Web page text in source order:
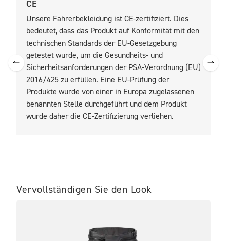
CE
Unsere Fahrerbekleidung ist CE-zertifiziert. Dies
bedeutet, dass das Produkt auf Konformität mit den
technischen Standards der EU-Gesetzgebung
getestet wurde, um die Gesundheits- und
Sicherheitsanforderungen der PSA-Verordnung (EU)
2016/425 zu erfüllen. Eine EU-Prüfung der
Produkte wurde von einer in Europa zugelassenen
benannten Stelle durchgeführt und dem Produkt
wurde daher die CE-Zertifizierung verliehen.
Vervollständigen Sie den Look